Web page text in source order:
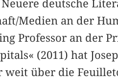
deutsche
Medien an der
Professor an der
(2011) hat
weit über die